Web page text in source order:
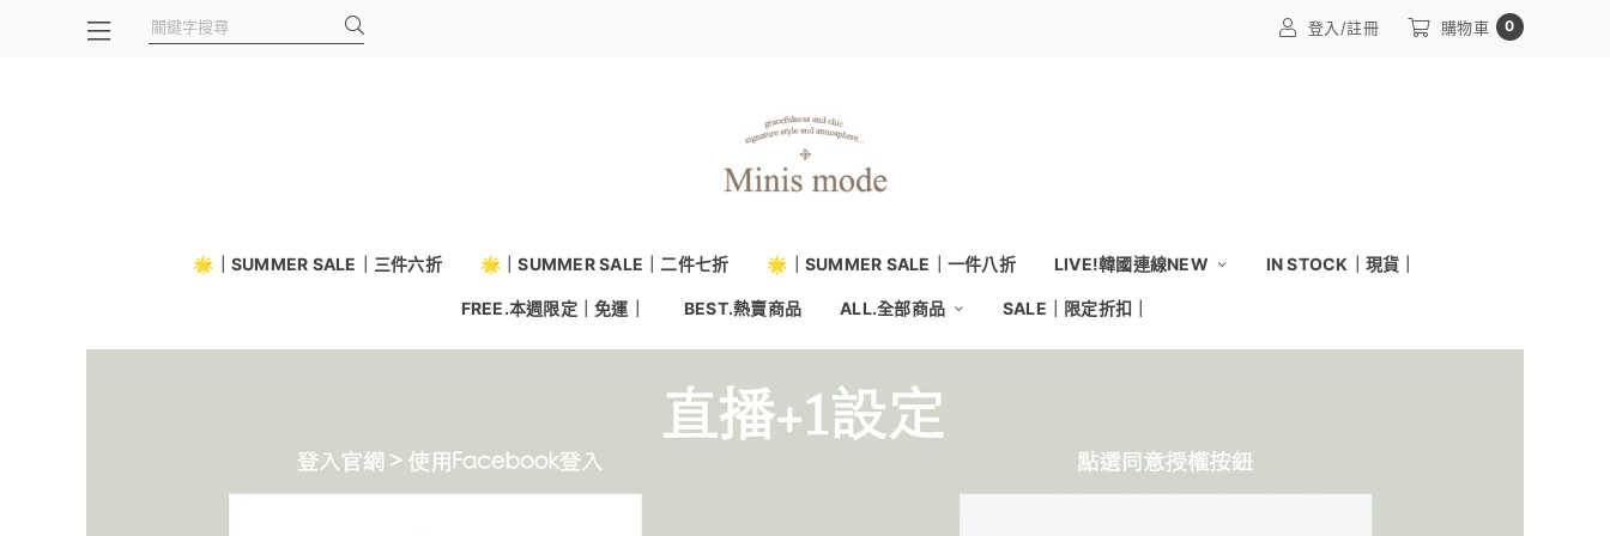
登入/註冊 購物車 0
🌟｜SUMMER SALE｜三件六折 🌟｜SUMMER SALE｜二件七折 🌟｜SUMMER SALE｜一件八折 LIVE!韓國連線NEW IN STOCK｜現貨｜
FREE.本週限定｜免運｜ BEST.熱賣商品 ALL.全部商品 SALE｜限定折扣｜